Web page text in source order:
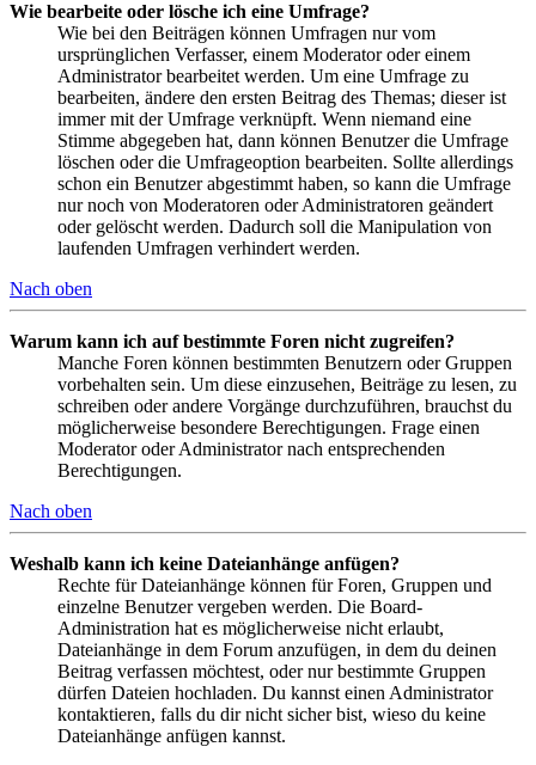
Wie bearbeite oder lösche ich eine Umfrage?
Wie bei den Beiträgen können Umfragen nur vom
ursprünglichen Verfasser, einem Moderator oder einem
Administrator bearbeitet werden. Um eine Umfrage zu
bearbeiten, ändere den ersten Beitrag des Themas; dieser ist
immer mit der Umfrage verknüpft. Wenn niemand eine
Stimme abgegeben hat, dann können Benutzer die Umfrage
löschen oder die Umfrageoption bearbeiten. Sollte allerdings
schon ein Benutzer abgestimmt haben, so kann die Umfrage
nur noch von Moderatoren oder Administratoren geändert
oder gelöscht werden. Dadurch soll die Manipulation von
laufenden Umfragen verhindert werden.
Nach oben
Warum kann ich auf bestimmte Foren nicht zugreifen?
Manche Foren können bestimmten Benutzern oder Gruppen
vorbehalten sein. Um diese einzusehen, Beiträge zu lesen, zu
schreiben oder andere Vorgänge durchzuführen, brauchst du
möglicherweise besondere Berechtigungen. Frage einen
Moderator oder Administrator nach entsprechenden
Berechtigungen.
Nach oben
Weshalb kann ich keine Dateianhänge anfügen?
Rechte für Dateianhänge können für Foren, Gruppen und
einzelne Benutzer vergeben werden. Die Board-
Administration hat es möglicherweise nicht erlaubt,
Dateianhänge in dem Forum anzufügen, in dem du deinen
Beitrag verfassen möchtest, oder nur bestimmte Gruppen
dürfen Dateien hochladen. Du kannst einen Administrator
kontaktieren, falls du dir nicht sicher bist, wieso du keine
Dateianhänge anfügen kannst.